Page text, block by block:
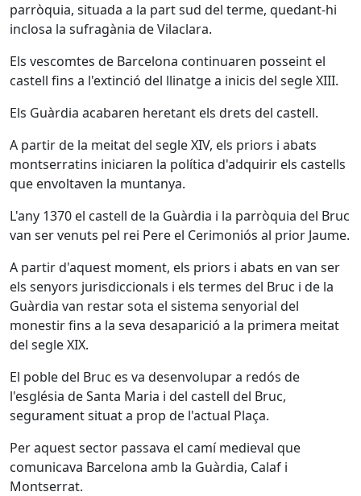
parròquia, situada a la part sud del terme, quedant-hi
inclosa la sufragània de Vilaclara.
Els vescomtes de Barcelona continuaren posseint el
castell fins a l'extinció del llinatge a inicis del segle XIII.
Els Guàrdia acabaren heretant els drets del castell.
A partir de la meitat del segle XIV, els priors i abats
montserratins iniciaren la política d'adquirir els castells
que envoltaven la muntanya.
L'any 1370 el castell de la Guàrdia i la parròquia del Bruc
van ser venuts pel rei Pere el Cerimoniós al prior Jaume.
A partir d'aquest moment, els priors i abats en van ser
els senyors jurisdiccionals i els termes del Bruc i de la
Guàrdia van restar sota el sistema senyorial del
monestir fins a la seva desaparició a la primera meitat
del segle XIX.
El poble del Bruc es va desenvolupar a redós de
l'església de Santa Maria i del castell del Bruc,
segurament situat a prop de l'actual Plaça.
Per aquest sector passava el camí medieval que
comunicava Barcelona amb la Guàrdia, Calaf i
Montserrat.